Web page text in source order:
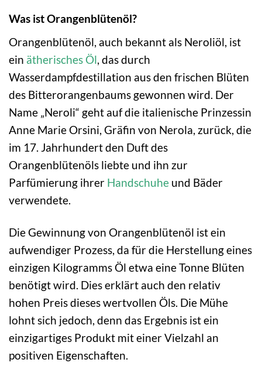
Was ist Orangenblütenöl?
Orangenblütenöl, auch bekannt als Neroliöl, ist
ein ätherisches Öl , das durch
Wasserdampfdestillation aus den frischen Blüten
des Bitterorangenbaums gewonnen wird. Der
Name „Neroli“ geht auf die italienische Prinzessin
Anne Marie Orsini, Gräfin von Nerola, zurück, die
im 17. Jahrhundert den Duft des
Orangenblütenöls liebte und ihn zur
Parfümierung ihrer Handschuhe und Bäder
verwendete.
Die Gewinnung von Orangenblütenöl ist ein
aufwendiger Prozess, da für die Herstellung eines
einzigen Kilogramms Öl etwa eine Tonne Blüten
benötigt wird. Dies erklärt auch den relativ
hohen Preis dieses wertvollen Öls. Die Mühe
lohnt sich jedoch, denn das Ergebnis ist ein
einzigartiges Produkt mit einer Vielzahl an
positiven Eigenschaften.